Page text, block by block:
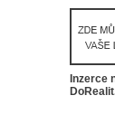
Inzerce